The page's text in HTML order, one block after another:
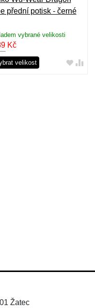
přední potisk - černé
vybrané velikosti
Kč
velikost
Žatec